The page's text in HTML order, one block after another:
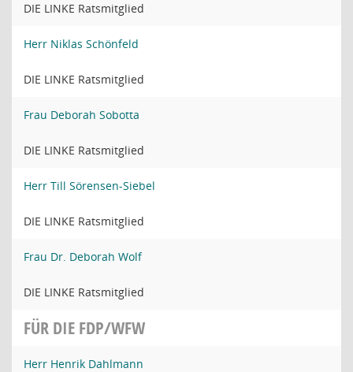
DIE LINKE Ratsmitglied
Herr Niklas Schönfeld
DIE LINKE Ratsmitglied
Frau Deborah Sobotta
DIE LINKE Ratsmitglied
Herr Till Sörensen-Siebel
DIE LINKE Ratsmitglied
Frau Dr. Deborah Wolf
DIE LINKE Ratsmitglied
FÜR DIE FDP/WFW
Herr Henrik Dahlmann